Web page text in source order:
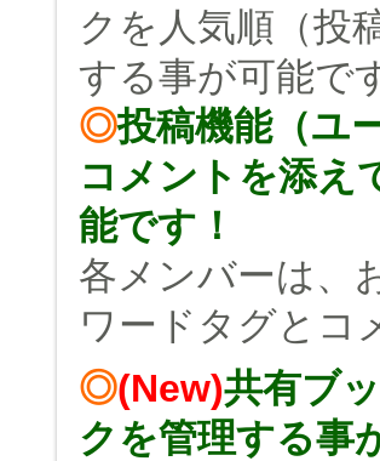
クを人気順（投
する事が可能で
◎投稿機能（ユ
コメントを添え
能です！
各メンバーは、
ワードタグとコ
◎(New)共有ブ
クを管理する事